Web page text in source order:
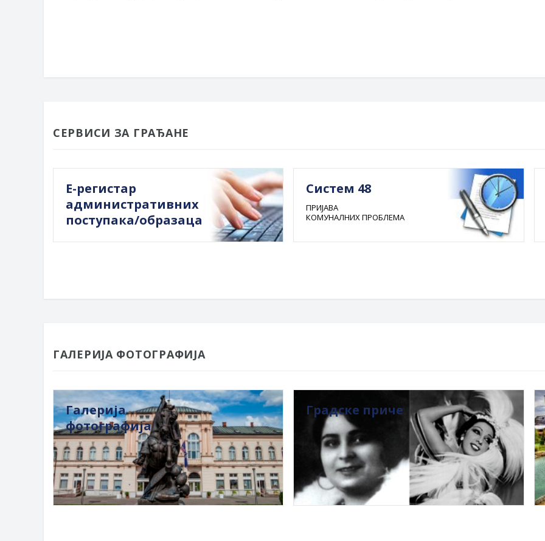
СЕРВИСИ ЗА ГРАЂАНЕ
Е-регистар
административних
поступака/образаца
Систем 48
ПРИЈАВА
КОМУНАЛНИХ ПРОБЛЕМА
ГАЛЕРИЈА ФОТОГРАФИЈА
Галерија
фотографија
Градске приче